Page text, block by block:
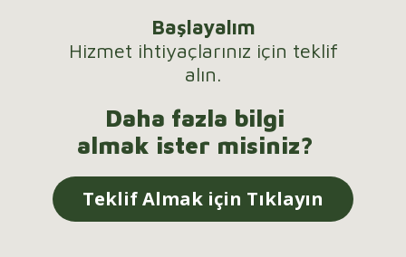
Başlayalım
Hizmet ihtiyaçlarınız için teklif
alın.
Daha fazla bilgi
almak ister misiniz?
Teklif Almak için Tıklayın